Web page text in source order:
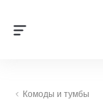
Комоды и тумбы